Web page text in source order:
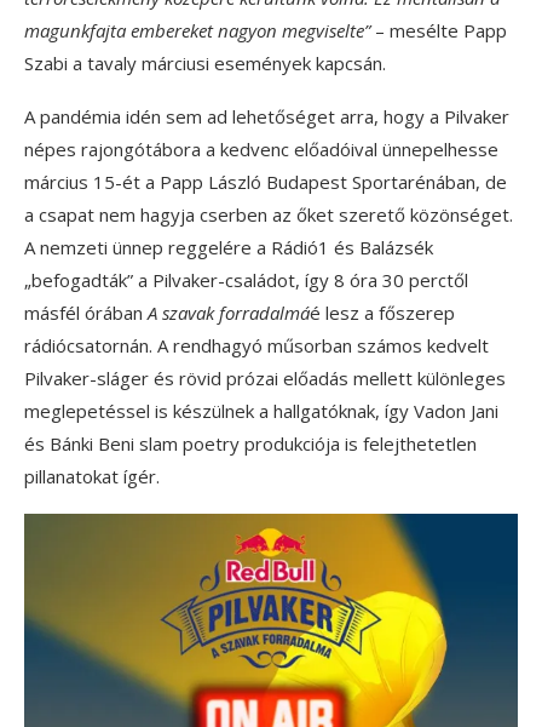
magunkfajta embereket nagyon megviselte”– mesélte Papp
Szabi a tavaly márciusi események kapcsán.
A pandémia idén sem ad lehetőséget arra, hogy a Pilvaker
népes rajongótábora a kedvenc előadóival ünnepelhesse
március 15-ét a Papp László Budapest Sportarénában, de
a csapat nem hagyja cserben az őket szerető közönséget.
A nemzeti ünnep reggelére a Rádió1 és Balázsék
„befogadták” a Pilvaker-családot, így 8 óra 30 perctől
másfél órában A szavak forradalmáé lesz a főszerep
rádiócsatornán. A rendhagyó műsorban számos kedvelt
Pilvaker-sláger és rövid prózai előadás mellett különleges
meglepetéssel is készülnek a hallgatóknak, így Vadon Jani
és Bánki Beni slam poetry produkciója is felejthetetlen
pillanatokat ígér.